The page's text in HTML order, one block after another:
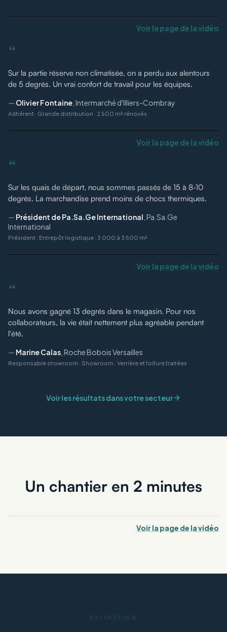
Voir la page de la vidéo
“
Sur la partie réserve non climatisée, on a perdu aux alentours
de 5 degrés. Un vrai confort de travail pour les équipes.
— Olivier Fontaine Intermarché d'Illiers-Combray
Adhérent · Grande distribution · 2 500 m² rénovés
Voir la page de la vidéo
“
Sur les quais de départ, nous sommes passés de 15 à 8-10
degrés. La marchandise prend moins de chocs thermiques.
— Président de Pa.Sa.Ge International Pa.Sa.Ge
International
Président · Entrepôt logistique · 3 000 à 3 500 m²
Voir la page de la vidéo
“
Nous avons gagné 13 degrés dans le magasin. Pour nos
collaborateurs, la vie était nettement plus agréable pendant
l'été.
— Marine Calas Roche Bobois Versailles
Responsable showroom · Showroom · Verrière et toiture traitées
Voir les résultats dans votre secteur
Un chantier en 2 minutes
Voir la page de la vidéo
ESTIMATION